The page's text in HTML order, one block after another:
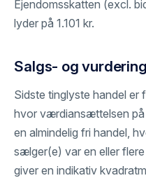
Ejendomsskatten (excl.
lyder på 1.101 kr.
Salgs- og
Sidste tinglyste handel er
hvor værdiansættelsen på
en almindelig fri handel,
sælger(e) var en eller
giver en indikativ